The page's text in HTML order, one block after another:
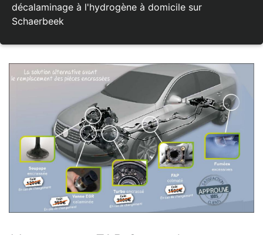
décalaminage à l'hydrogène à domicile sur
Schaerbeek